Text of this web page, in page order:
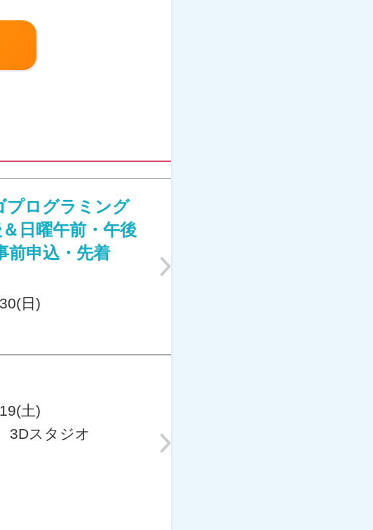
プログラミング
日曜午前・午後
前申込・先着
日)
土)
3Dスタジオ